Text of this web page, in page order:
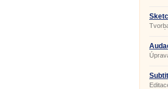
interiéru